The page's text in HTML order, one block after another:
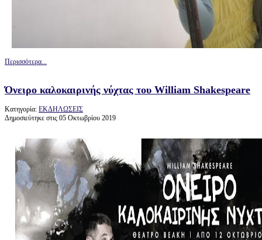
Περισσότερα...
Όνειρο καλοκαιρινής νύχτας του William Shakespeare
Κατηγορία: ΕΚΔΗΛΩΣΕΙΣ
Δημοσιεύτηκε στις 05 Οκτωβρίου 2019